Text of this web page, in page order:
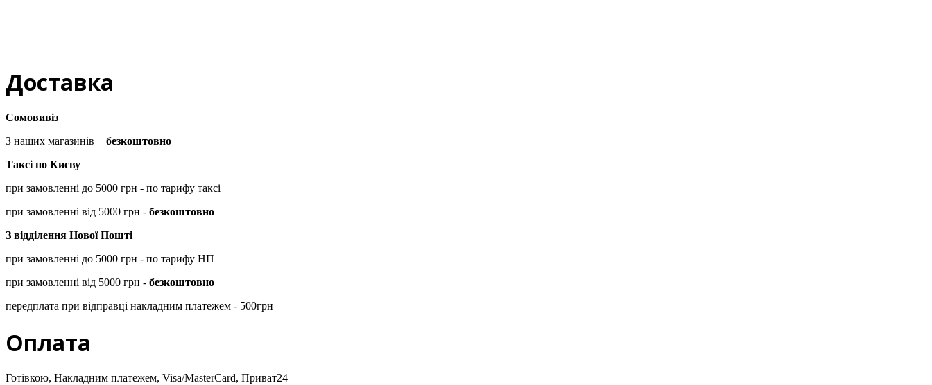
Доставка
Сомовивіз
З наших магазинів − безкоштовно
Таксі по Києву
при замовленні до 5000 грн - по тарифу таксі
при замовленні від 5000 грн - безкоштовно
З відділення Нової Пошті
при замовленні до 5000 грн - по тарифу НП
при замовленні від 5000 грн - безкоштовно
передплата при відправці накладним платежем - 500грн
Оплата
Готівкою, Накладним платежем, Visa/MasterCard, Приват24